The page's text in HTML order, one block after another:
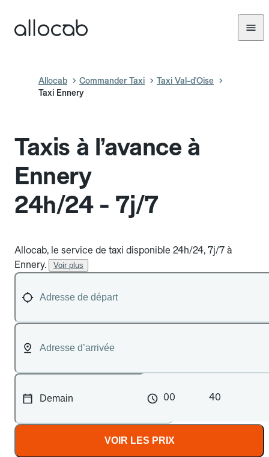
Allocab Commander Taxi
Taxi Val-d'Oise
Taxi Ennery
Taxis à l’avance à
Ennery
24h/24 - 7j/7
Allocab, le service de taxi disponible 24h/24, 7j/7 à
Ennery.
Voir plus
00 40
VOIR LES PRIX